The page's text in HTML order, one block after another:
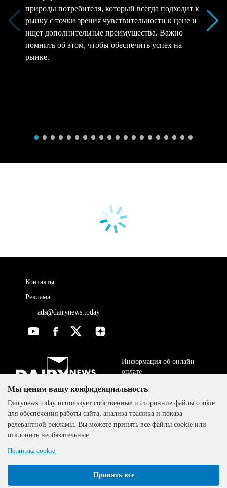
природы потребителя, который всегда подходит к
рынку с точки зрения чувствительности к цене и
ищет дополнительные преимущества. Важно
помнить об этом, чтобы обеспечить успех на
рынке.
Контакты
Реклама
ads@dairynews.today
The DairyNews, все права
защищены, 2000-2024
Информация об онлайн-
оплате
ДОГОВОР-ОФЕРТА
Политика
конфиденциальности
Мы ценим вашу конфиденциальность
Dairynews.today использует собственные и сторонние файлы cookie
для обеспечения работы сайта, анализа трафика и показа
релевантной рекламы. Вы можете принять все файлы cookie или
отклонить необязательные.
Политика cookie
Принять все